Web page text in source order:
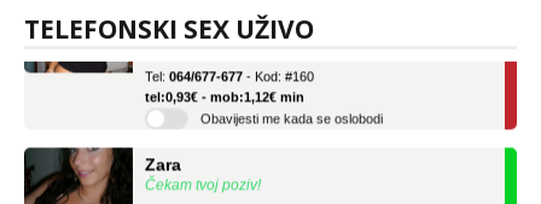
TELEFONSKI SEX UŽIVO
Učiteljica iz predgrađa traži...
Obavijesti me kada se oslobodi
Zara
Čekam tvoj poziv!